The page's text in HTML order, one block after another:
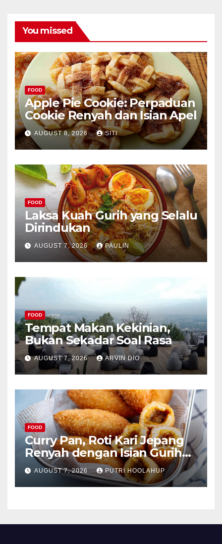
You missed
FOOD
Apple Pie Cookie: Perpaduan
Cookie Renyah dan Isian Apel
AUGUST 8, 2026 SITI
FOOD
Laksa Kuah Gurih yang Selalu
Dirindukan
AUGUST 7, 2026 PAULIN
FOOD
Tempat Makan Kekinian,
Bukan Sekadar Soal Rasa
AUGUST 7, 2026 ARVIN DIO
FOOD
Curry Pan, Roti Kari Jepang
Renyah dengan Isian Gurih
Menggoda
AUGUST 7, 2026 PUTRI HOOLAHUP